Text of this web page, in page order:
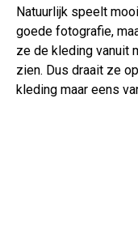
Natuurlijk speelt
goede fotografie,
ze de kleding vanuit
zien. Dus draait ze
kleding maar eens